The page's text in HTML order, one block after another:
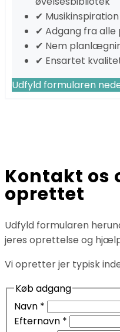
✔ Musikinspiration
✔ Adgang fra
✔ Nem
✔ Ensartet
Udfyld formularen
Kontakt os
oprettet
Udfyld formularen
jeres oprettelse og
Vi opretter jer typisk
Køb adgang
Navn *
Efternavn *